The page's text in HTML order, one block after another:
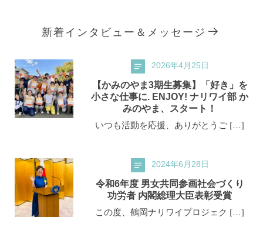
新着インタビュー＆メッセージ
2026年4月25日
【かみのやま3期生募集】「好き」を
小さな仕事に. ENJOY! ナリワイ部 か
みのやま、スタート！
いつも活動を応援、ありがとうご […]
2024年6月28日
令和6年度 男女共同参画社会づくり
功労者 内閣総理大臣表彰受賞
この度、鶴岡ナリワイプロジェク […]